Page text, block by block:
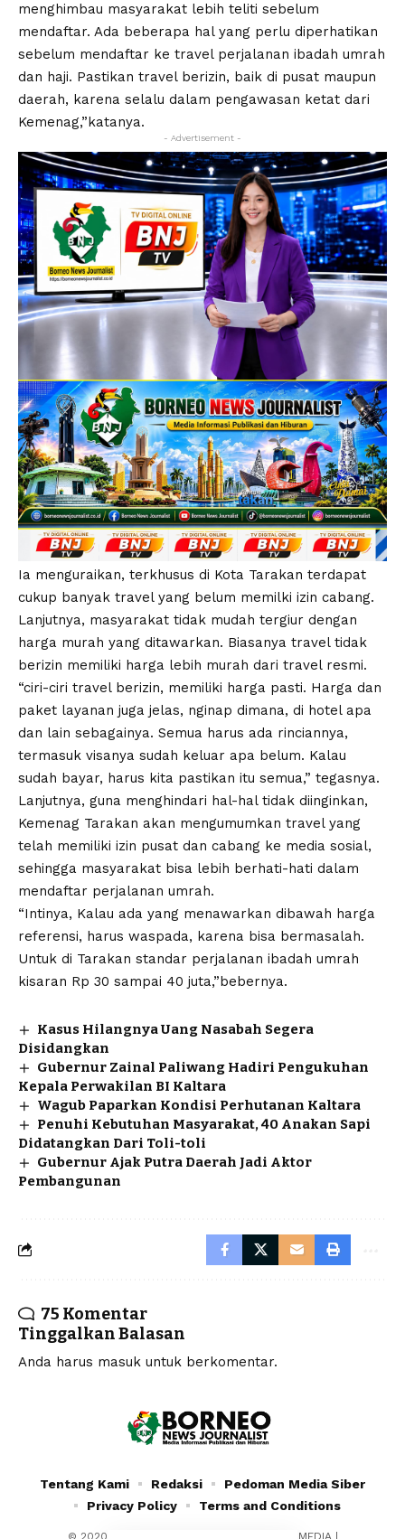
menghimbau masyarakat lebih teliti sebelum
mendaftar. Ada beberapa hal yang perlu diperhatikan
sebelum mendaftar ke travel perjalanan ibadah umrah
dan haji. Pastikan travel berizin, baik di pusat maupun
daerah, karena selalu dalam pengawasan ketat dari
Kemenag,”katanya.
- Advertisement -
Ia menguraikan, terkhusus di Kota Tarakan terdapat
cukup banyak travel yang belum memilki izin cabang.
Lanjutnya, masyarakat tidak mudah tergiur dengan
harga murah yang ditawarkan. Biasanya travel tidak
berizin memiliki harga lebih murah dari travel resmi.
“ciri-ciri travel berizin, memiliki harga pasti. Harga dan
paket layanan juga jelas, nginap dimana, di hotel apa
dan lain sebagainya. Semua harus ada rinciannya,
termasuk visanya sudah keluar apa belum. Kalau
sudah bayar, harus kita pastikan itu semua,” tegasnya.
Lanjutnya, guna menghindari hal-hal tidak diinginkan,
Kemenag Tarakan akan mengumumkan travel yang
telah memiliki izin pusat dan cabang ke media sosial,
sehingga masyarakat bisa lebih berhati-hati dalam
mendaftar perjalanan umrah.
“Intinya, Kalau ada yang menawarkan dibawah harga
referensi, harus waspada, karena bisa bermasalah.
Untuk di Tarakan standar perjalanan ibadah umrah
kisaran Rp 30 sampai 40 juta,”bebernya.
Kasus Hilangnya Uang Nasabah Segera
Disidangkan
Gubernur Zainal Paliwang Hadiri Pengukuhan
Kepala Perwakilan BI Kaltara
Wagub Paparkan Kondisi Perhutanan Kaltara
Penuhi Kebutuhan Masyarakat, 40 Anakan Sapi
Didatangkan Dari Toli-toli
Gubernur Ajak Putra Daerah Jadi Aktor
Pembangunan
75 Komentar
Tinggalkan Balasan
Anda harus masuk untuk berkomentar.
© 2020 - 2024 - PT. YAFRAN BORNEO MULTIMEDIA |
Tentang Kami Redaksi
Pedoman Media Siber
Privacy Policy
Terms and Conditions